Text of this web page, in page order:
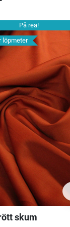
På rea!
löpmeter
skum